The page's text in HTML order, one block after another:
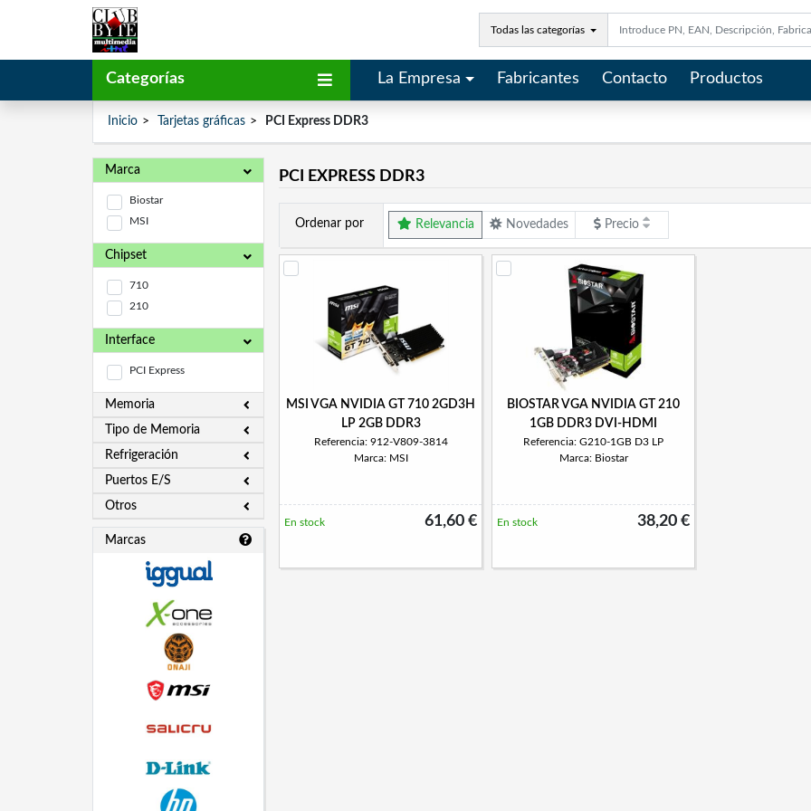
Todas las categorías
Categorías La Empresa Fabricantes Contacto Productos
Inicio Tarjetas gráficas PCI Express DDR3
Marca
Biostar
MSI
Chipset
710
210
Interface
PCI Express
Memoria
Tipo de Memoria
Refrigeración
Puertos E/S
Otros
Marcas
PCI EXPRESS DDR3
Ordenar por Relevancia Novedades Precio
MSI VGA NVIDIA GT 710 2GD3H
LP 2GB DDR3
Referencia: 912-V809-3814
Marca: MSI
61,60 €
En stock
BIOSTAR VGA NVIDIA GT 210
1GB DDR3 DVI-HDMI
Referencia: G210-1GB D3 LP
Marca: Biostar
38,20 €
En stock